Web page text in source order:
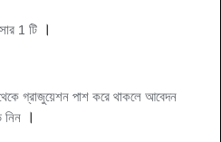
1 টি ।
গ্রাজুয়েশন পাশ করে থাকলে আবেদন
নিন ।